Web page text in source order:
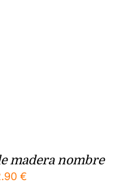
madera nombre
€